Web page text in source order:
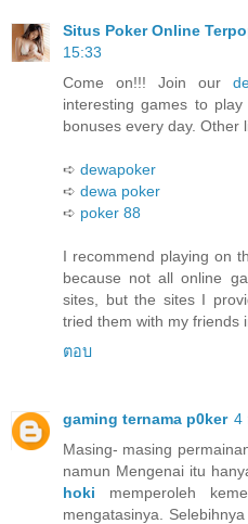
Situs Poker Online
15:33
Come on!!! Join our
interesting games to
bonuses every day. Other
➪ dewapoker
➪ dewa poker
➪ poker 88
I recommend playing on
because not all online
sites, but the sites I
tried them with my friends
ตอบ
gaming ternama p0ker 4
Masing- masing
namun Mengenai itu
hoki memperoleh
mengatasinya.